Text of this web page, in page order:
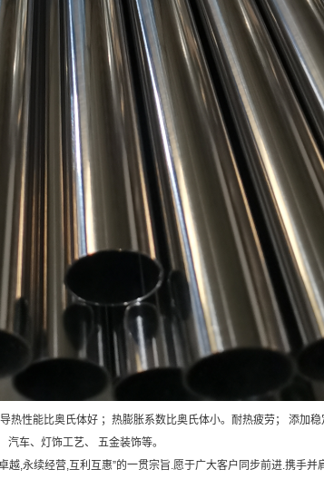
热性能比奥氏体好 ；热膨胀系数比奥氏体小。耐热疲劳；
添加稳
汽车、灯 饰工艺、
五金装饰等。
越,永续经营,互利互惠”的一贯宗旨.愿于广大客户同步前进.携手并